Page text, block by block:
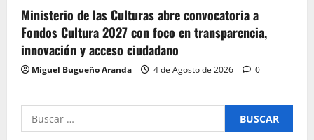
Ministerio de las Culturas abre convocatoria a
Fondos Cultura 2027 con foco en transparencia,
innovación y acceso ciudadano
Miguel Bugueño Aranda 4 de Agosto de 2026 0
Buscar
por: